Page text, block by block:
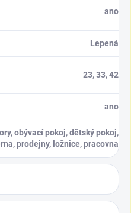
ano
Lepená
23, 33, 42
ano
obývací pokoj, dětský pokoj,
prodejny, ložnice, pracovna